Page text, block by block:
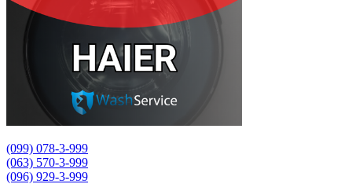
(099) 078-3-999
(063) 570-3-999
(096) 929-3-999